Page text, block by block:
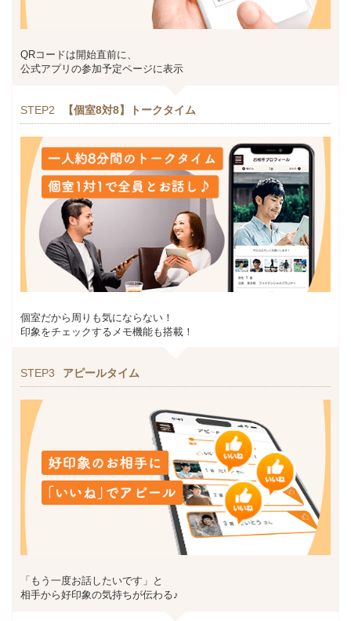
QRコードは開始直前に、
公式アプリの参加予定ページに表示
STEP2 【個室8対8】トークタイム
個室だから周りも気にならない！
印象をチェックするメモ機能も搭載！
STEP3 アピールタイム
「もう一度お話したいです」と
相手から好印象の気持ちが伝わる♪